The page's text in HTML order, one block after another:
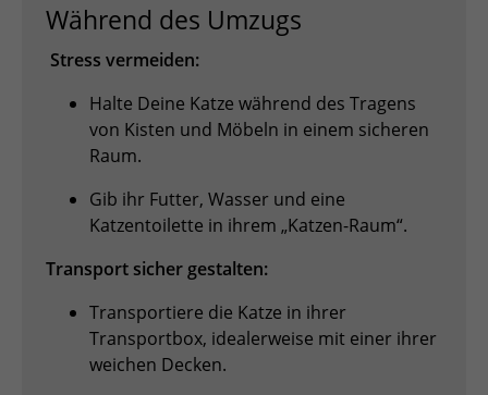
Während des Umzugs
Stress vermeiden:
Halte Deine Katze während des Tragens
von Kisten und Möbeln in einem sicheren
Raum.
Gib ihr Futter, Wasser und eine
Katzentoilette in ihrem „Katzen-Raum“.
Transport sicher gestalten:
Transportiere die Katze in ihrer
Transportbox, idealerweise mit einer ihrer
weichen Decken.